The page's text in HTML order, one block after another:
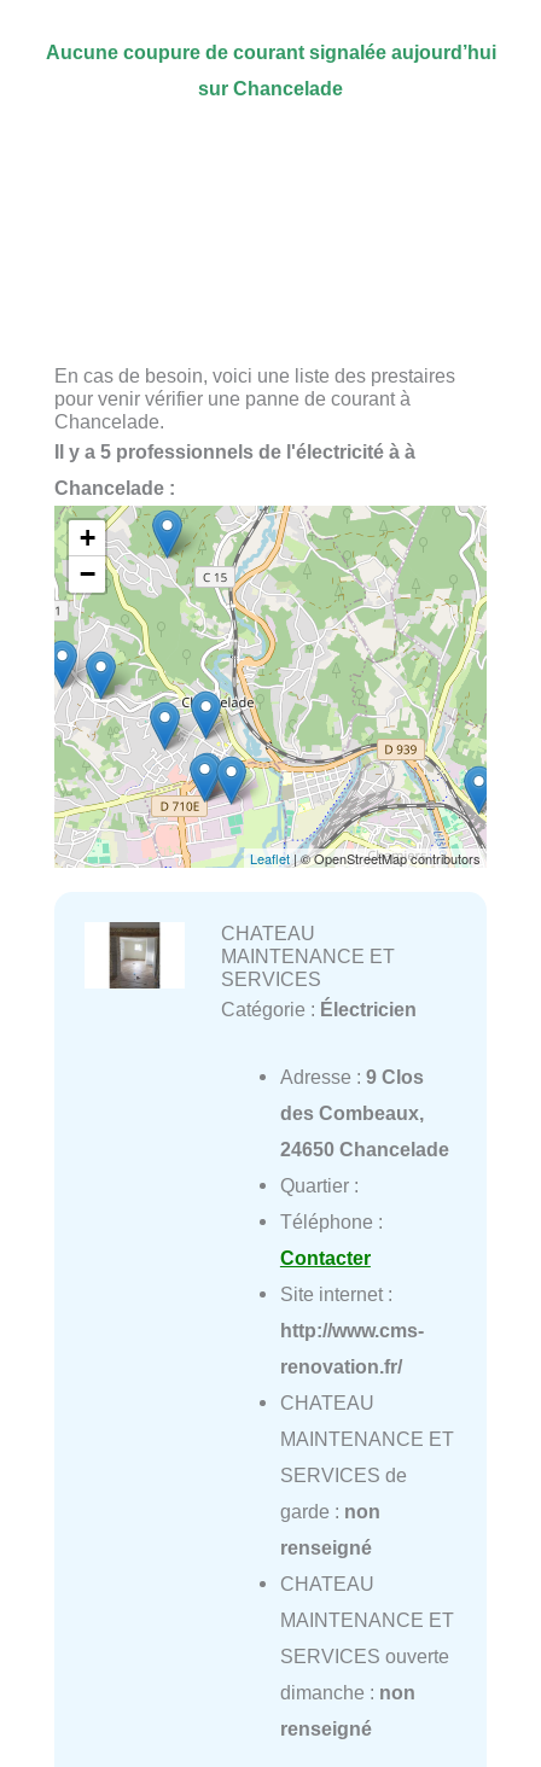
Aucune coupure de courant signalée aujourd’hui
sur Chancelade
En cas de besoin, voici une liste des prestaires
pour venir vérifier une panne de courant à
Chancelade.
Il y a 5 professionnels de l'électricité à à
Chancelade :
+
−
Leaflet| © OpenStreetMap contributors
CHATEAU
MAINTENANCE ET
SERVICES
Catégorie : Électricien
Adresse : 9 Clos
des Combeaux,
24650 Chancelade
Quartier :
Téléphone :
Contacter
Site internet :
http://www.cms-
renovation.fr/
CHATEAU
MAINTENANCE ET
SERVICES de
garde : non
renseigné
CHATEAU
MAINTENANCE ET
SERVICES ouverte
dimanche : non
renseigné